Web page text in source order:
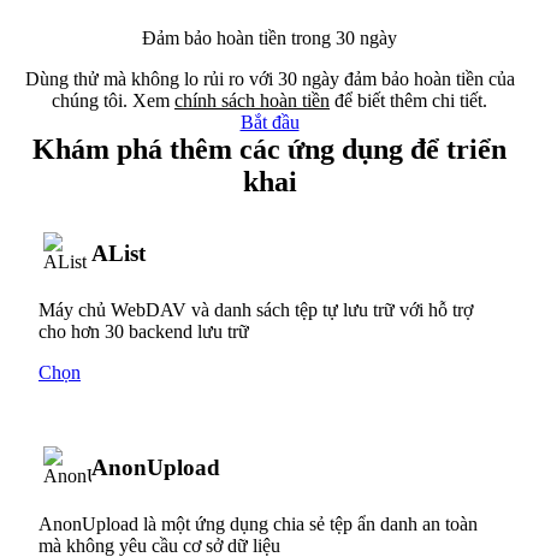
Đảm bảo hoàn tiền trong 30 ngày
Dùng thử mà không lo rủi ro với 30 ngày đảm bảo hoàn tiền của
chúng tôi. Xem chính sách hoàn tiền để biết thêm chi tiết.
Bắt đầu
Khám phá thêm các ứng dụng để triển
khai
AList
Máy chủ WebDAV và danh sách tệp tự lưu trữ với hỗ trợ
cho hơn 30 backend lưu trữ
Chọn
AnonUpload
AnonUpload là một ứng dụng chia sẻ tệp ẩn danh an toàn
mà không yêu cầu cơ sở dữ liệu